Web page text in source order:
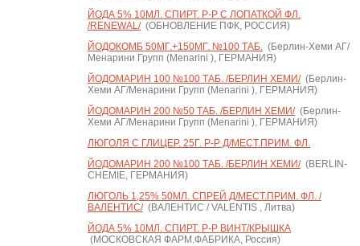
ЙОДА 5% 10МЛ. СПИРТ. Р-Р С ЛОПАТКОЙ ФЛ.
/RENEWAL/(ОБНОВЛЕНИЕ ПФК, РОССИЯ)
ЙОДОКОМБ 50МГ.+150МГ. №100 ТАБ.(Берлин-Хеми АГ/
Менарини Групп (Menarini ), ГЕРМАНИЯ)
ЙОДОМАРИН 100 №100 ТАБ. /БЕРЛИН ХЕМИ/(Берлин-
Хеми АГ/Менарини Групп (Menarini ), ГЕРМАНИЯ)
ЙОДОМАРИН 200 №50 ТАБ. /БЕРЛИН ХЕМИ/(Берлин-
Хеми АГ/Менарини Групп (Menarini ), ГЕРМАНИЯ)
ЛЮГОЛЯ С ГЛИЦЕР. 25Г. Р-Р Д/МЕСТ.ПРИМ. ФЛ.
ЙОДОМАРИН 200 №100 ТАБ. /БЕРЛИН ХЕМИ/(BERLIN-
CHEMIE, ГЕРМАНИЯ)
ЛЮГОЛЬ 1,25% 50МЛ. СПРЕЙ Д/МЕСТ.ПРИМ. ФЛ. /
ВАЛЕНТИС/(ВАЛЕНТИС / VALENTIS , Литва)
ЙОДА 5% 10МЛ. СПИРТ. Р-Р ВИНТ/КРЫШКА
(МОСКОВСКАЯ ФАРМ.ФАБРИКА, Россия)